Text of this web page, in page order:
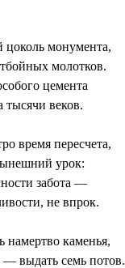
цоколь монумента,
молотков.
цемента
тысячи веков.
время пересчета,
урок:
забота —
не впрок.
намертво каменья,
— выдать семь потов.